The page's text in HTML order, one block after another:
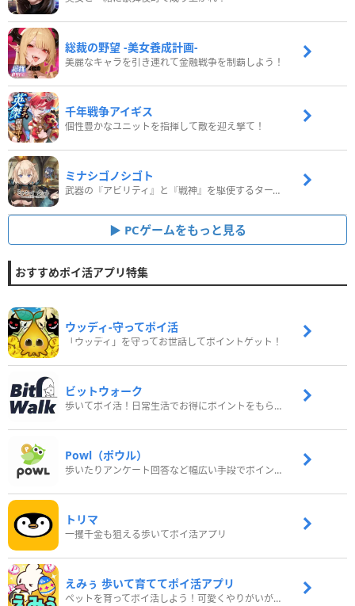
総裁の野望 -美女養成計画-
美麗なキャラを引き連れて金融戦争を制覇しよう！
千年戦争アイギス
個性豊かなユニットを指揮して敵を迎え撃て！
ミナシゴノシゴト
武器の『アビリティ』と『戦神』を駆使するターン制コマンドバトルRPG！
PCゲームをもっと見る
おすすめポイ活アプリ特集
ウッディ‐守ってポイ活
「ウッディ」を守ってお世話してポイントゲット！
ビットウォーク
歩いてポイ活！日常生活でお得にポイントをもらおう
Powl（ポウル）
歩いたりアンケート回答など幅広い手段でポイントをゲット
トリマ
一攫千金も狙える歩いてポイ活アプリ
えみぅ 歩いて育ててポイ活アプリ
ペットを育ってポイ活しよう！可愛くやりがいがある新感覚アプリ